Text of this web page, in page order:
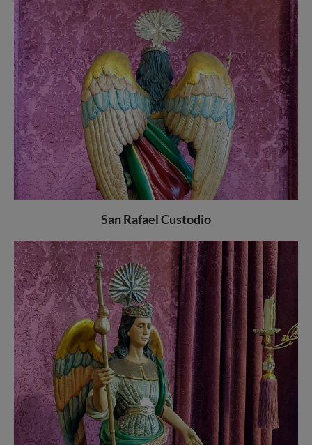
San Rafael Custodio